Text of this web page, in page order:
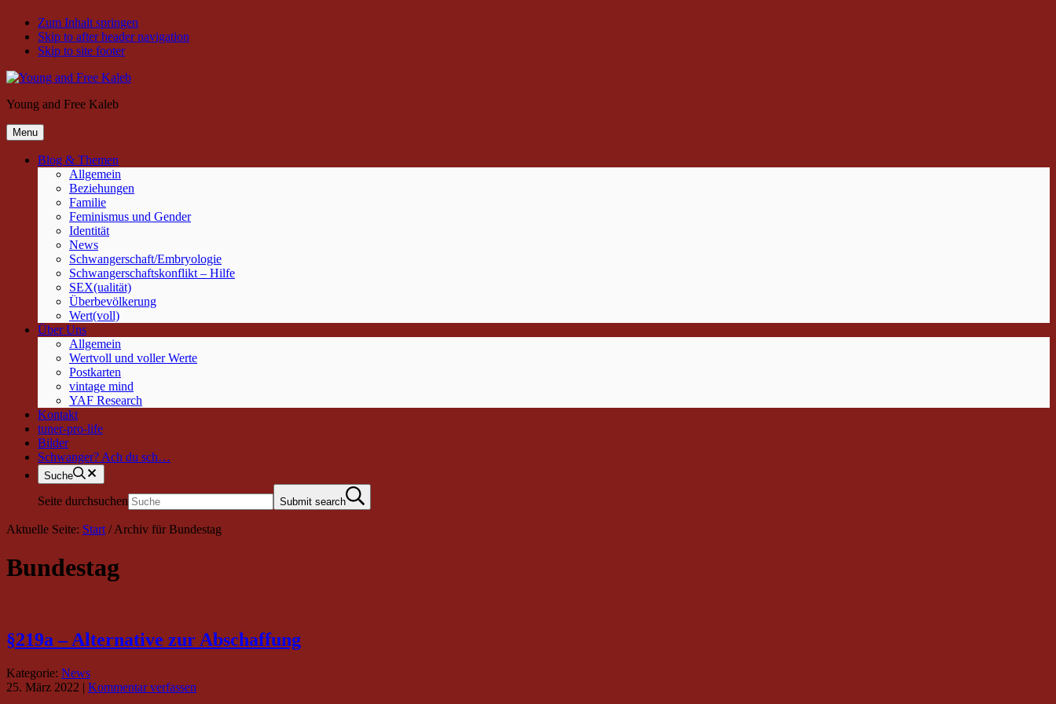
Zum Inhalt springen
Skip to after header navigation
Skip to site footer
Young and Free Kaleb
Menu
Blog & Themen
Allgemein
Beziehungen
Familie
Feminismus und Gender
Identität
News
Schwangerschaft/Embryologie
Schwangerschaftskonflikt – Hilfe
SEX(ualität)
Überbevölkerung
Wert(voll)
Über Uns
Allgemein
Wertvoll und voller Werte
Postkarten
vintage mind
YAF Research
Kontakt
tuner-pro-life
Bilder
Schwanger? Ach du sch…
Suche
Seite durchsuchen Submit search
Aktuelle Seite: Start /Archiv für Bundestag
Bundestag
§219a – Alternative zur Abschaffung
Kategorie: News
25. März 2022 | Kommentar verfassen